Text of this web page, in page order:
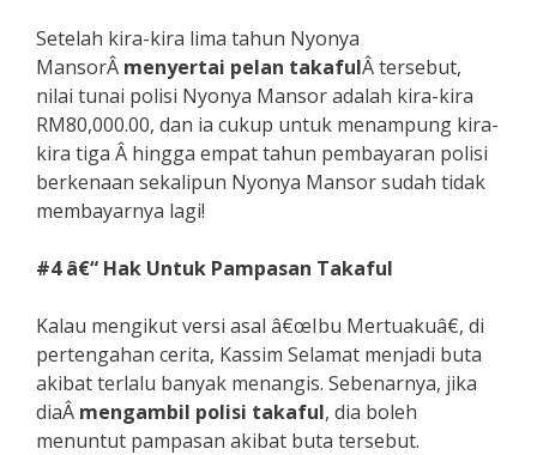
Setelah kira-kira lima tahun Nyonya
MansorÂ menyertai pelan takafulÂ tersebut,
nilai tunai polisi Nyonya Mansor adalah kira-kira
RM80,000.00, dan ia cukup untuk menampung kira-
kira tiga Â hingga empat tahun pembayaran polisi
berkenaan sekalipun Nyonya Mansor sudah tidak
membayarnya lagi!
#4 â€“ Hak Untuk Pampasan Takaful
Kalau mengikut versi asal â€œIbu Mertuakuâ€, di
pertengahan cerita, Kassim Selamat menjadi buta
akibat terlalu banyak menangis. Sebenarnya, jika
diaÂ mengambil polisi takaful, dia boleh
menuntut pampasan akibat buta tersebut.